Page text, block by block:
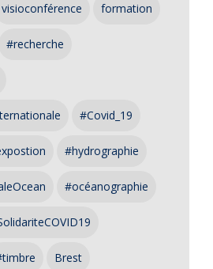
visioconférence formation
#recherche
#Covid_19
#hydrographie
#océanographie
Brest